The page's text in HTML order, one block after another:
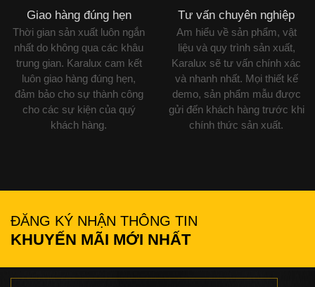
Giao hàng đúng hẹn
Thời gian sản xuất luôn ngắn
nhất do không qua các khâu
trung gian. Karalux cam kết
luôn giao hàng đúng hẹn,
đảm bảo cho sự thành công
cho các sự kiện của quý
khách hàng.
Tư vấn chuyên nghiệp
Am hiểu về sản phẩm, vật
liệu và quy trình sản xuất,
Karalux sẽ tư vấn chính xác
và nhanh nhất. Mọi thiết kế
demo, sản phẩm mẫu được
gửi đến khách hàng trước khi
chính thức sản xuất.
ĐĂNG KÝ NHẬN THÔNG TIN
KHUYẾN MÃI MỚI NHẤT